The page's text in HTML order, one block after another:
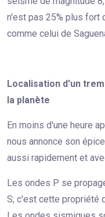
n'est pas 25% plus fort
comme celui de
Localisation d'un
la planète
En moins d'une heure
nous annonce son
aussi rapidement et
Les ondes P se
S; c'est cette propriété